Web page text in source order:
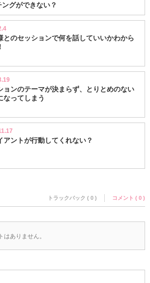
グができない？
とのセッションで何を話していいかわから
ョンのテーマが決まらず、とりとめのない
なってしまう
アントが行動してくれない？
トラックバック ( 0 ) コメント ( 0 )
はありません。